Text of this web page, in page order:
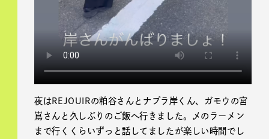
夜はREJOUIRの粕谷さんとナプラ岸くん、ガモウの宮
嶌さんと久しぶりのご飯へ行きました。〆のラーメン
まで行くくらいずっと話してましたが楽しい時間でし